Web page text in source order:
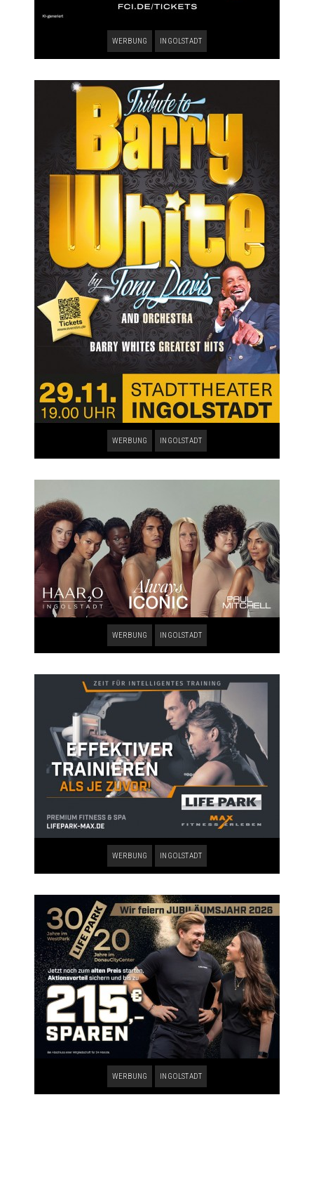
WERBUNG INGOLSTADT
WERBUNG INGOLSTADT
WERBUNG INGOLSTADT
WERBUNG INGOLSTADT
WERBUNG INGOLSTADT